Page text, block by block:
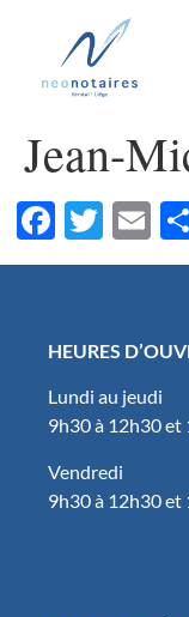
Jean-
HEURES
Lundi au jeudi
9h30 à 12h30 et
Vendredi
9h30 à 12h30 et